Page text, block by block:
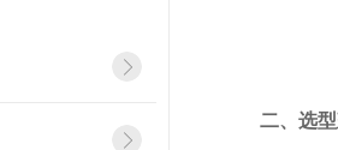
二、选